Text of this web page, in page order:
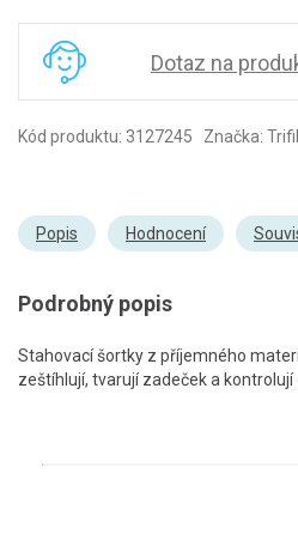
Dotaz na
Kód produktu: 3127245 Značka: Trifil
Popis Hodnocení
Podrobný popis
Stahovací šortky z příjemného
zeštíhlují, tvarují zadeček a kontrolují